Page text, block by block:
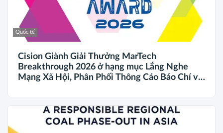
Quốc tế
Cision Giành Giải Thưởng MarTech
Breakthrough 2026 ở hạng mục Lắng Nghe
Mạng Xã Hội, Phân Phối Thông Cáo Báo Chí và